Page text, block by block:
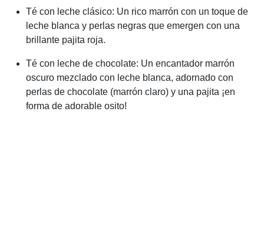
Té con leche clásico: Un rico marrón con un toque de
leche blanca y perlas negras que emergen con una
brillante pajita roja.
Té con leche de chocolate: Un encantador marrón
oscuro mezclado con leche blanca, adornado con
perlas de chocolate (marrón claro) y una pajita ¡en
forma de adorable osito!